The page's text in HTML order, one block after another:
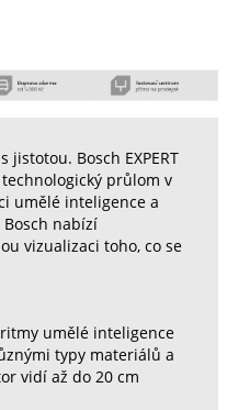
Bosch EXPERT
průlom v
umělé inteligence a
nabízí
vizualizaci toho, co se
umělé inteligence
typy materiálů a
vidí až do 20 cm